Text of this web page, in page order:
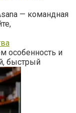
— командная
особенность и
быстрый